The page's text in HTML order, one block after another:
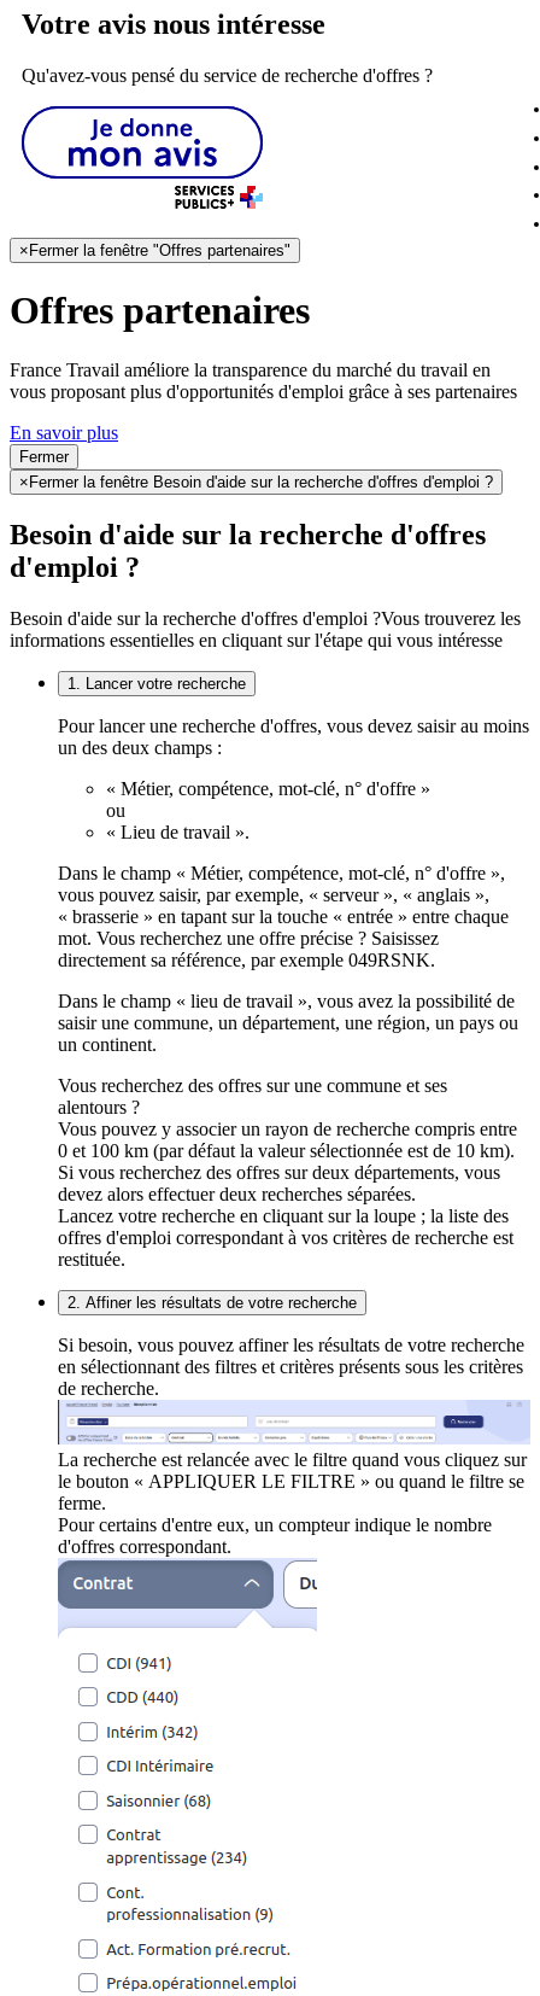
Votre avis nous intéresse
Qu'avez-vous pensé du service de recherche d'offres ?
× Fermer la fenêtre "Offres partenaires"
Offres partenaires
France Travail améliore la transparence du marché du travail en
vous proposant plus d'opportunités d'emploi grâce à ses partenaires
En savoir plus
Fermer
× Fermer la fenêtre Besoin d'aide sur la recherche d'offres d'emploi ?
Besoin d'aide sur la recherche d'offres
d'emploi ?
Besoin d'aide sur la recherche d'offres d'emploi ?Vous trouverez les
informations essentielles en cliquant sur l'étape qui vous intéresse
1. Lancer votre recherche
Pour lancer une recherche d'offres, vous devez saisir au moins
un des deux champs :
« Métier, compétence, mot-clé, n° d'offre »
ou
« Lieu de travail ».
Dans le champ « Métier, compétence, mot-clé, n° d'offre »,
vous pouvez saisir, par exemple, « serveur », « anglais »,
« brasserie » en tapant sur la touche « entrée » entre chaque
mot. Vous recherchez une offre précise ? Saisissez
directement sa référence, par exemple 049RSNK.
Dans le champ « lieu de travail », vous avez la possibilité de
saisir une commune, un département, une région, un pays ou
un continent.
Vous recherchez des offres sur une commune et ses
alentours ?
Vous pouvez y associer un rayon de recherche compris entre
0 et 100 km (par défaut la valeur sélectionnée est de 10 km).
Si vous recherchez des offres sur deux départements, vous
devez alors effectuer deux recherches séparées.
Lancez votre recherche en cliquant sur la loupe ; la liste des
offres d'emploi correspondant à vos critères de recherche est
restituée.
2. Affiner les résultats de votre recherche
Si besoin, vous pouvez affiner les résultats de votre recherche
en sélectionnant des filtres et critères présents sous les critères
de recherche.
La recherche est relancée avec le filtre quand vous cliquez sur
le bouton « APPLIQUER LE FILTRE » ou quand le filtre se
ferme.
Pour certains d'entre eux, un compteur indique le nombre
d'offres correspondant.